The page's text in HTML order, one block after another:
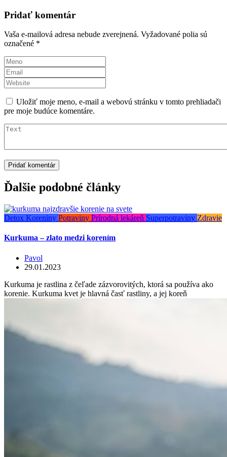
Pridať komentár
Vaša e-mailová adresa nebude zverejnená. Vyžadované polia sú
označené *
Uložiť moje meno, e-mail a webovú stránku v tomto prehliadači
pre moje budúce komentáre.
Ďalšie podobné články
Detox Koreniny Potraviny Prírodná lekáreň Superpotraviny Zdravie
Kurkuma – zlato medzi korením
Pavol
29.01.2023
Kurkuma je rastlina z čeľade zázvorovitých, ktorá sa používa ako
korenie. Kurkuma kvet je hlavná časť rastliny, a jej koreň